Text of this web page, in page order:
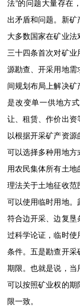
法”的问题大量存在
出矛盾和问题。新
大多数国家在矿业
三十四条首次对矿
源勘查、开采用地
间规划布局上解决
是改变单一供地方
让、租赁、作价出
以根据开采矿产资
可以选择多种用地
用农民集体所有土
理法关于土地征收
可以使用临时用地。
符合边开采、边复
过科学论证，临时
条件。五是勘查开
期限。也就是说，当
可以按照矿业权的
限一致。